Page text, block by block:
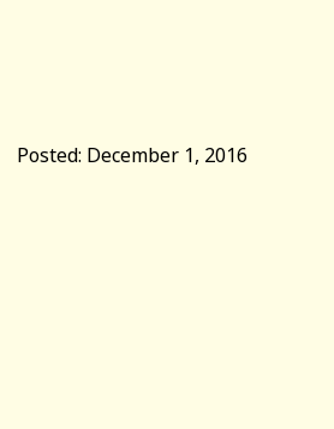
Posted: December 1, 2016